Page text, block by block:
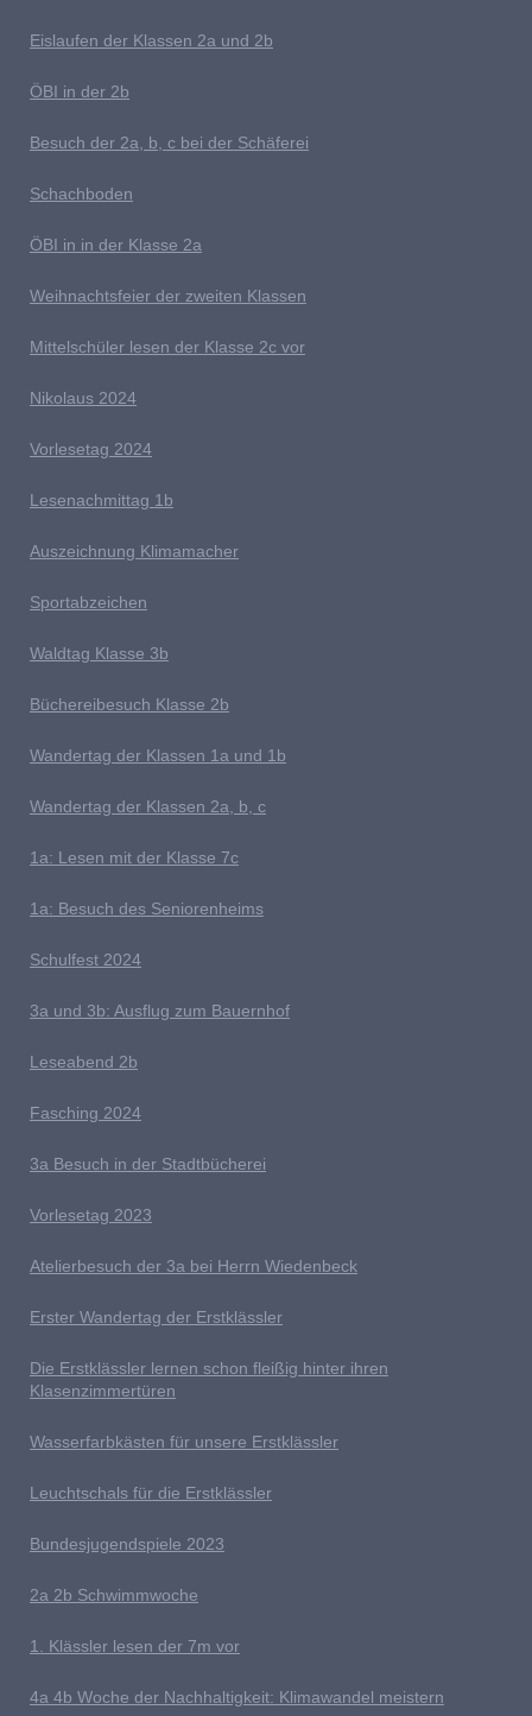
Eislaufen der Klassen 2a und 2b
ÖBI in der 2b
Besuch der 2a, b, c bei der Schäferei
Schachboden
ÖBI in in der Klasse 2a
Weihnachtsfeier der zweiten Klassen
Mittelschüler lesen der Klasse 2c vor
Nikolaus 2024
Vorlesetag 2024
Lesenachmittag 1b
Auszeichnung Klimamacher
Sportabzeichen
Waldtag Klasse 3b
Büchereibesuch Klasse 2b
Wandertag der Klassen 1a und 1b
Wandertag der Klassen 2a, b, c
1a: Lesen mit der Klasse 7c
1a: Besuch des Seniorenheims
Schulfest 2024
3a und 3b: Ausflug zum Bauernhof
L eseabend 2b
Fasching 2024
3a Besuch in der Stadtbücherei
Vorlesetag 2023
Atelierbesuch der 3a bei Herrn Wiedenbeck
Erster Wandertag der Erstklässler
Die Erstklässler lernen schon fleißig hinter ihren
Klasenzimmertüren
Wasserfarbkästen für unsere Erstklässler
L euchtschals für die Erstklässler
Bundesjugendspiele 2023
2a 2b Schwimmwoche
1. Klässler lesen der 7m vor
4a 4b Woche der Nachhaltigkeit: Klimawandel meistern